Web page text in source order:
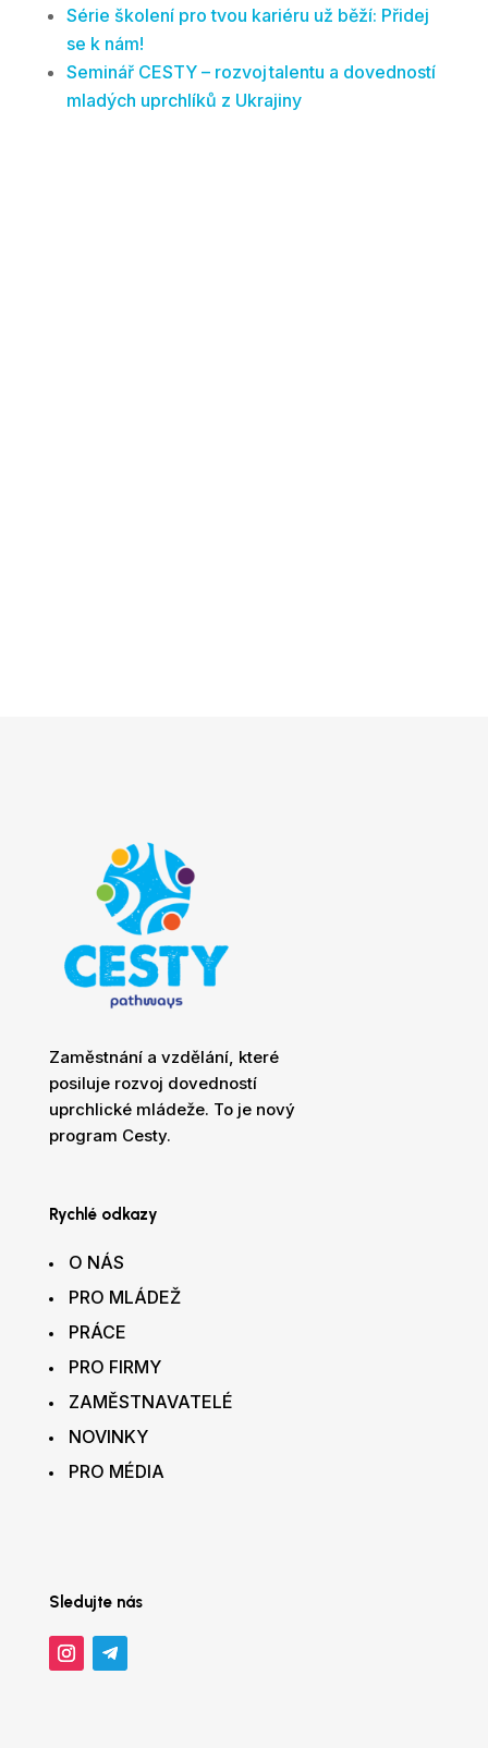
Série školení pro tvou kariéru už běží: Přidej
se k nám!
Seminář CESTY – rozvoj talentu a dovedností
mladých uprchlíků z Ukrajiny
Zaměstnání a vzdělání, které
posiluje rozvoj dovedností
uprchlické mládeže. To je nový
program Cesty.
Rychlé odkazy
O NÁS
PRO MLÁDEŽ
PRÁCE
PRO FIRMY
ZAMĚSTNAVATELÉ
NOVINKY
PRO MÉDIA
Sledujte nás